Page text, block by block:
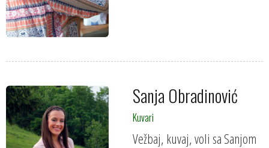
Sanja Obradinović
Kuvari
Vežbaj, kuvaj, voli sa Sanjom